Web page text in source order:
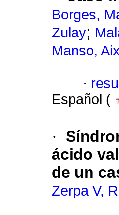
Borges,
Zulay;
Manso,
·
Español (
·
ácido
de un
Zerpa V,